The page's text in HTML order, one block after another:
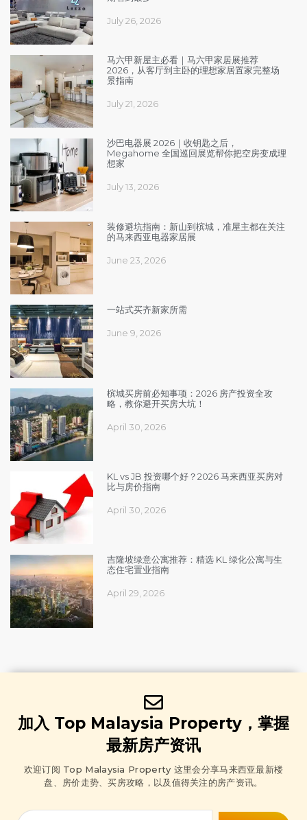
July 26, 2026
马六甲新屋主必看｜马六甲家居展推荐
2026，从客厅到主卧的理想家居置家完整场
景指南
July 21, 2026
沙巴电器展 2026｜收钥匙之后，
Megahome 全国巡回展览帮你把空房变成理
想家
July 13, 2026
装修避坑指南：新山到槟城，准屋主都在关注
的马来西亚电器家居展
June 23, 2026
一站式买齐新家所需
June 9, 2026
槟城买房前必知事项：2026 房产投资全攻
略，教你避开买房大坑！
April 30, 2026
KL vs JB 投资哪个好？2026 马来西亚买房对
比与房价指南
April 30, 2026
吉隆坡绿意公寓推荐：精选 KL 绿化公寓与生
态住宅置业指南
April 29, 2026
加入 Top Malaysia Property，掌握
最新房产资讯
欢迎订阅 Top Malaysia Property 这里会分享马来西亚最新楼
盘、房价走势、买房攻略，以及值得关注的房产资讯。